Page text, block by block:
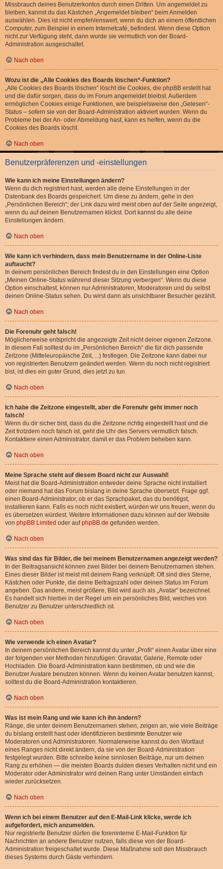
Missbrauch deines Benutzerkontos durch einen Dritten. Um angemeldet zu
bleiben, kannst du das Kästchen „Angemeldet bleiben“ beim Anmelden
auswählen. Dies ist nicht empfehlenswert, wenn du dich an einem öffentlichen
Computer, zum Beispiel in einem Internetcafé, befindest. Wenn diese Option
nicht zur Verfügung steht, dann wurde sie vermutlich von der Board-
Administration ausgeschaltet.
Nach oben
Wozu ist die „Alle Cookies des Boards löschen“-Funktion?
„Alle Cookies des Boards löschen“ löscht die Cookies, die phpBB erstellt hat
und die dafür sorgen, dass du im Forum angemeldet bleibst. Außerdem
ermöglichen Cookies einige Funktionen, wie beispielsweise den „Gelesen“-
Status – sofern sie von der Board-Administration aktiviert wurden. Wenn du
Probleme bei der An- oder Abmeldung hast, kann es helfen, wenn du die
Cookies des Boards löscht.
Nach oben
Benutzerpräferenzen und -einstellungen
Wie kann ich meine Einstellungen ändern?
Wenn du dich registriert hast, werden alle deine Einstellungen in der
Datenbank des Boards gespeichert. Um diese zu ändern, gehe in den
„Persönlichen Bereich“; der Link dazu wird meist oben auf der Seite angezeigt,
wenn du auf deinen Benutzernamen klickst. Dort kannst du alle deine
Einstellungen ändern.
Nach oben
Wie kann ich verhindern, dass mein Benutzername in der Online-Liste
auftaucht?
In deinem persönlichen Bereich findest du in den Einstellungen eine Option
„Meinen Online-Status während dieser Sitzung verbergen“. Wenn du diese
Option einschaltest, können nur Administratoren, Moderatoren und du selbst
deinen Online-Status sehen. Du wirst dann als unsichtbarer Besucher gezählt.
Nach oben
Die Forenuhr geht falsch!
Möglicherweise entspricht die angezeigte Zeit nicht deiner eigenen Zeitzone.
In diesem Fall solltest du im „Persönlichen Bereich“ die für dich passende
Zeitzone (Mitteleuropäische Zeit, ...) festlegen. Die Zeitzone kann dabei nur
von registrierten Benutzern geändert werden. Wenn du noch nicht registriert
bist, ist dies ein guter Grund, dies jetzt zu tun.
Nach oben
Ich habe die Zeitzone eingestellt, aber die Forenuhr geht immer noch
falsch!
Wenn du dir sicher bist, dass du die Zeitzone richtig eingestellt hast und die
Zeit trotzdem noch falsch ist, geht die Uhr des Servers vermutlich falsch.
Kontaktiere einen Administrator, damit er das Problem beheben kann.
Nach oben
Meine Sprache steht auf diesem Board nicht zur Auswahl!
Meist hat die Board-Administration entweder deine Sprache nicht installiert
oder niemand hat das Forum bislang in deine Sprache übersetzt. Frage ggf.
einen Board-Administrator, ob er das Sprachpaket, das du benötigst,
installieren kann. Falls es noch nicht existiert, würden wir uns freuen, wenn du
es übersetzen würdest. Weitere Informationen dazu können auf der Website
von phpBB Limited oder aufphpBB.de gefunden werden.
Nach oben
Was sind das für Bilder, die bei meinem Benutzernamen angezeigt werden?
In der Beitragsansicht können zwei Bilder bei deinem Benutzernamen stehen.
Eines dieser Bilder ist meist mit deinem Rang verknüpft: Oft sind dies Sterne,
Kästchen oder Punkte, die deine Beitragszahl oder deinen Status im Forum
angeben. Das andere, meist größere, Bild wird auch als „Avatar“ bezeichnet.
Es handelt sich hierbei in der Regel um ein persönliches Bild, welches von
Benutzer zu Benutzer unterschiedlich ist.
Nach oben
Wie verwende ich einen Avatar?
In deinem persönlichen Bereich kannst du unter „Profil“ einen Avatar über eine
der folgenden vier Methoden hinzufügen: Gravatar, Galerie, Remote oder
Hochladen. Die Board-Administration kann bestimmen, ob und wie die
Benutzer Avatare benutzen können. Wenn du keinen Avatar benutzen kannst,
solltest du die Board-Administration kontaktieren.
Nach oben
Was ist mein Rang und wie kann ich ihn ändern?
Ränge, die unter deinem Benutzernamen stehen, zeigen an, wie viele Beiträge
du bislang erstellt hast oder identifizieren bestimmte Benutzer wie
Moderatoren und Administratoren. Normalerweise kannst du den Wortlaut
eines Ranges nicht direkt ändern, da sie von der Board-Administration
festgelegt wurden. Bitte schreibe keine sinnlosen Beiträge, nur um deinen
Rang zu erhöhen — die meisten Boards dulden dieses Verhalten nicht und ein
Moderator oder Administrator wird deinen Rang unter Umständen einfach
wieder zurücksetzen.
Nach oben
Wenn ich bei einem Benutzer auf den E-Mail-Link klicke, werde ich
aufgefordert, mich anzumelden.
Nur registrierte Benutzer dürfen die foreninterne E-Mail-Funktion für
Nachrichten an andere Benutzer nutzen, falls diese von der Board-
Administration freigeschaltet wurde. Diese Maßnahme soll den Missbrauch
dieses Systems durch Gäste verhindern.